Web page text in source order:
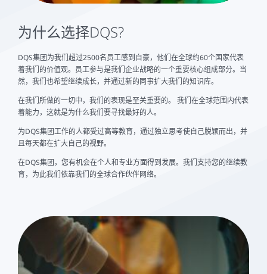
为什么选择DQS?
DQS集团为我们超过2500名员工感到自豪，他们在全球约60个国家代表
着我们的价值观。员工参与是我们企业战略的一个重要核心组成部分。当
然，我们也希望继续成长，并通过新的同事扩大我们的知识库。
在我们所做的一切中，我们的表现是至关重要的。 我们在全球范围内代表
着能力，这就是为什么我们要寻找最好的人。
为DQS集团工作的人都受过高等教育，通过独立思考使自己脱颖而出，并
且每天都在扩大自己的视野。
在DQS集团，您有机会在个人和专业方面得到发展。我们支持您的继续教
育，为此我们依靠我们的全球合作伙伴网络。